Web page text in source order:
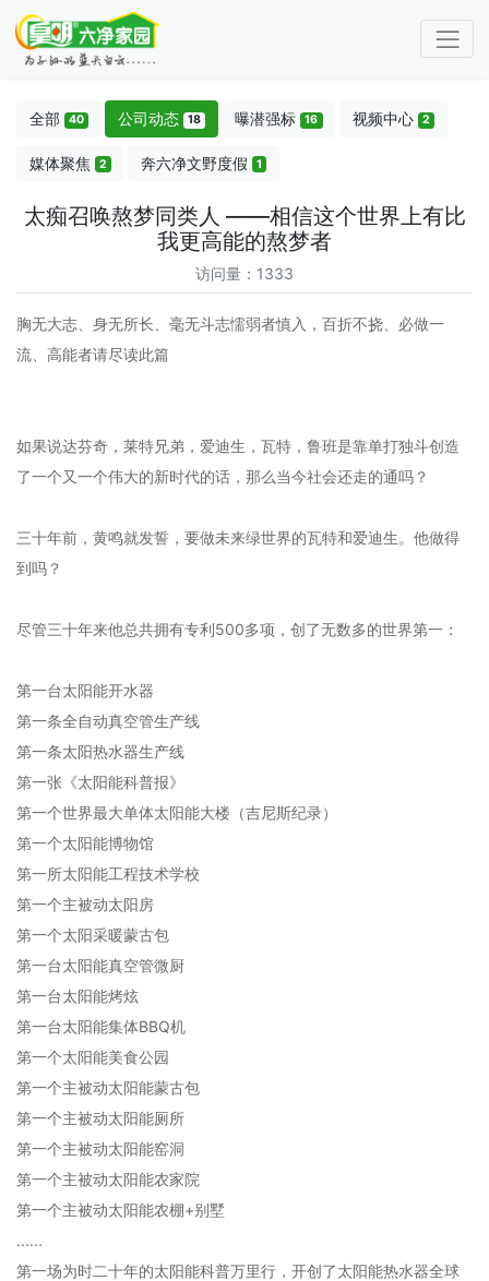
全部 40 公司动态 18 曝潜强标 16 视频中心 2
媒体聚焦 2 奔六净文野度假 1
太痴召唤熬梦同类人 ——相信这个世界上有比
我更高能的熬梦者
访问量：1333
胸无大志、身无所长、毫无斗志懦弱者慎入，百折不挠、必做一
流、高能者请尽读此篇
如果说达芬奇，莱特兄弟，爱迪生，瓦特，鲁班是靠单打独斗创造
了一个又一个伟大的新时代的话，那么当今社会还走的通吗？
三十年前，黄鸣就发誓，要做未来绿世界的瓦特和爱迪生。他做得
到吗？
尽管三十年来他总共拥有专利500多项，创了无数多的世界第一：
第一台太阳能开水器
第一条全自动真空管生产线
第一条太阳热水器生产线
第一张《太阳能科普报》
第一个世界最大单体太阳能大楼（吉尼斯纪录）
第一个太阳能博物馆
第一所太阳能工程技术学校
第一个主被动太阳房
第一个太阳采暖蒙古包
第一台太阳能真空管微厨
第一台太阳能烤炫
第一台太阳能集体BBQ机
第一个太阳能美食公园
第一个主被动太阳能蒙古包
第一个主被动太阳能厕所
第一个主被动太阳能窑洞
第一个主被动太阳能农家院
第一个主被动太阳能农棚+别墅
......
第一场为时二十年的太阳能科普万里行，开创了太阳能热水器全球